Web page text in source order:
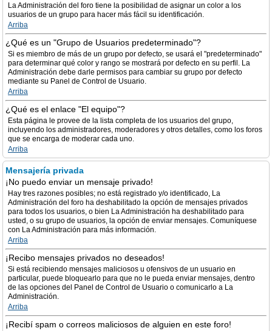
La Administración del foro tiene la posibilidad de asignar un color a los
usuarios de un grupo para hacer más fácil su identificación.
Arriba
¿Qué es un "Grupo de Usuarios predeterminado"?
Si es miembro de más de un grupo por defecto, se usará el "predeterminado"
para determinar qué color y rango se mostrará por defecto en su perfil. La
Administración debe darle permisos para cambiar su grupo por defecto
mediante su Panel de Control de Usuario.
Arriba
¿Qué es el enlace "El equipo"?
Esta página le provee de la lista completa de los usuarios del grupo,
incluyendo los administradores, moderadores y otros detalles, como los foros
que se encarga de moderar cada uno.
Arriba
Mensajería privada
¡No puedo enviar un mensaje privado!
Hay tres razones posibles; no está registrado y/o identificado, La
Administración del foro ha deshabilitado la opción de mensajes privados
para todos los usuarios, o bien La Administración ha deshabilitado para
usted, o su grupo de usuarios, la opción de enviar mensajes. Comuníquese
con La Administración para más información.
Arriba
¡Recibo mensajes privados no deseados!
Si está recibiendo mensajes maliciosos u ofensivos de un usuario en
particular, puede bloquearlo para que no le pueda enviar mensajes, dentro
de las opciones del Panel de Control de Usuario o comunicarlo a La
Administración.
Arriba
¡Recibí spam o correos maliciosos de alguien en este foro!